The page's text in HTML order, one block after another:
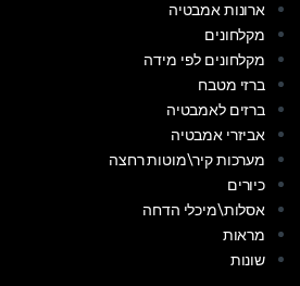
ארונות אמבטיה
מקלחונים
מקלחונים לפי מידה
ברזי מטבח
ברזים לאמבטיה
אביזרי אמבטיה
מערכות קיר\מוטות רחצה
כיורים
אסלות\מיכלי הדחה
מראות
שונות